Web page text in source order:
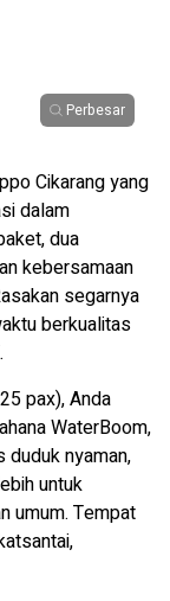
Perbesar
Cikarang yang
dalam
dua
kebersamaan
segarnya
berkualitas
pax), Anda
WaterBoom,
duduk nyaman,
untuk
umum. Tempat